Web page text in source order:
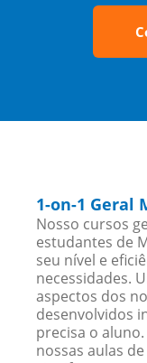
1-on-1 Geral
Nosso cursos
estudantes de
seu nível e
necessidades.
aspectos dos
desenvolvidos
precisa o
nossas aulas